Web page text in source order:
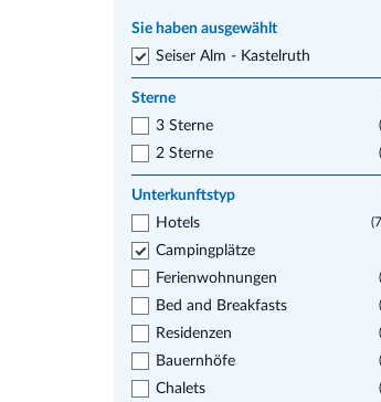
Sie haben ausgewählt
Seiser Alm - Kastelruth
Sterne
3 Sterne
2 Sterne
Unterkunftstyp
Hotels
Campingplätze
Ferienwohnungen
Bed and Breakfasts
Residenzen
Bauernhöfe
Chalets